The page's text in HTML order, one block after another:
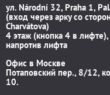
ул. Národní 32, Praha 1,
(вход через арку со
Charvátova)
4 этаж (кнопка 4 в
напротив лифта
Офис в Москве
Потаповский пер., 8/12,
10.